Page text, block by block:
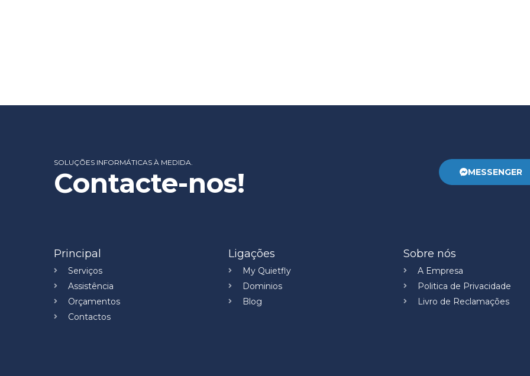
SOLUÇÕES INFORMÁTICAS À MEDIDA.
Contacte-nos! MESSENGER
Principal
Serviços
Assistência
Orçamentos
Contactos
Ligações
My Quietfly
Dominios
Blog
Sobre nós
A Empresa
Politica de Privacidade
Livro de Reclamações